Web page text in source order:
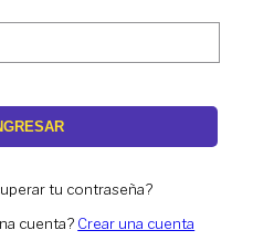
tu contraseña?
cuenta? Crear una cuenta